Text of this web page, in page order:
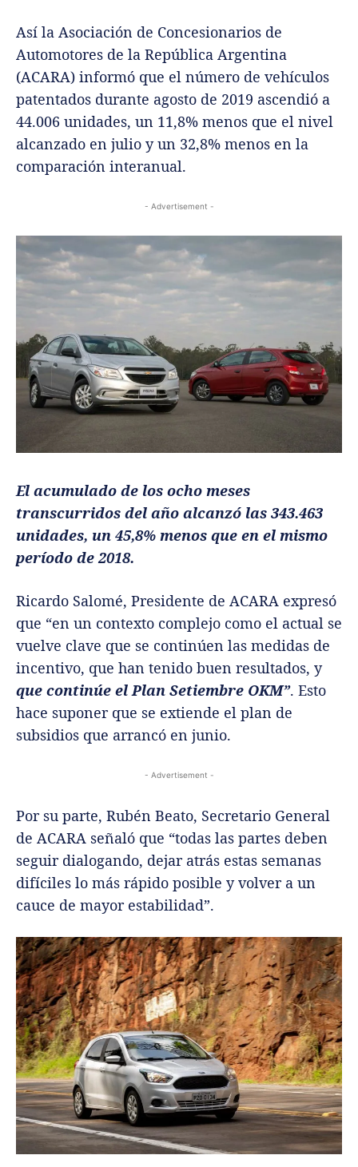
Así la Asociación de Concesionarios de
Automotores de la República Argentina
(ACARA) informó que el número de vehículos
patentados durante agosto de 2019 ascendió a
44.006 unidades, un 11,8% menos que el nivel
alcanzado en julio y un 32,8% menos en la
comparación interanual.
- Advertisement -
El acumulado de los ocho meses
transcurridos del año alcanzó las 343.463
unidades, un 45,8% menos que en el mismo
período de 2018.
Ricardo Salomé, Presidente de ACARA expresó
que “en un contexto complejo como el actual se
vuelve clave que se continúen las medidas de
incentivo, que han tenido buen resultados, y
que continúe el Plan Setiembre OKM”. Esto
hace suponer que se extiende el plan de
subsidios que arrancó en junio.
- Advertisement -
Por su parte, Rubén Beato, Secretario General
de ACARA señaló que “todas las partes deben
seguir dialogando, dejar atrás estas semanas
difíciles lo más rápido posible y volver a un
cauce de mayor estabilidad”.